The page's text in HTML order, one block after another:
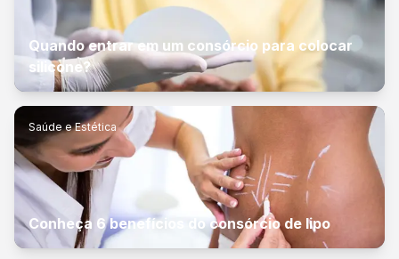
Quando entrar em um consórcio para colocar
silicone?
Saúde e Estética
Conheça 6 benefícios do consórcio de lipo